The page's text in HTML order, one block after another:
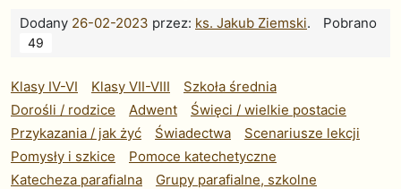
Dodany 26-02-2023 przez: ks. Jakub Ziemski. Pobrano
49
Klasy IV-VI Klasy VII-VIII
Szkoła średnia
Dorośli / rodzice
Adwent
Święci / wielkie postacie
Przykazania / jak żyć
Świadectwa
Scenariusze lekcji
Pomysły i szkice
Pomoce katechetyczne
Katecheza parafialna
Grupy parafialne, szkolne